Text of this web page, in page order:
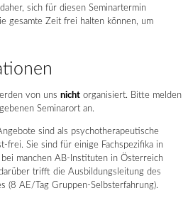
sich für diesen Seminartermin
gesamte Zeit frei halten können, um
von uns nichtorganisiert. Bitte melden
Seminarort an.
sind als psychotherapeutische
frei. Sie sind für einige Fachspezifika in
manchen AB-Instituten in Österreich
trifft die Ausbildungsleitung des
(8 AE/Tag Gruppen-Selbsterfahrung).